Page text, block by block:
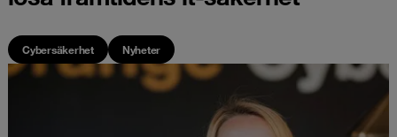
Cybersäkerhet Nyheter